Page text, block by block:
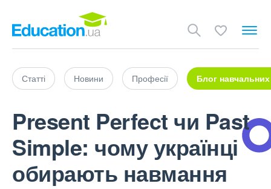
Статті Новини Професії Блог навчальних
Present Perfect чи Past
Simple: чому українці
обирають навмання